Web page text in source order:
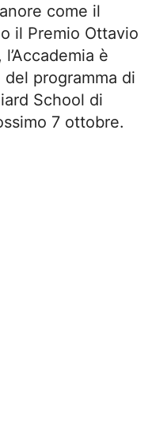
come il
il Premio Ottavio
è
programma di
School di
7 ottobre.